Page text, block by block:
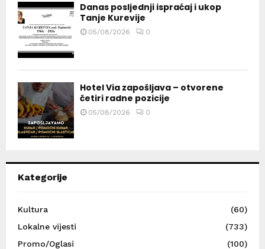
Danas posljednji ispraćaj i ukop
Tanje Kurevije
05/08/2026 0
Hotel Via zapošljava – otvorene
četiri radne pozicije
05/08/2026 0
Kategorije
Kultura
(60)
Lokalne vijesti
(733)
Promo/Oglasi
(100)